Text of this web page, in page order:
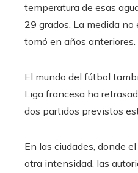
temperatura de esas
29 grados. La medida
tomó en años anteriores.
El mundo del fútbol
Liga francesa ha
dos partidos previstos
En las ciudades, donde
otra intensidad, las